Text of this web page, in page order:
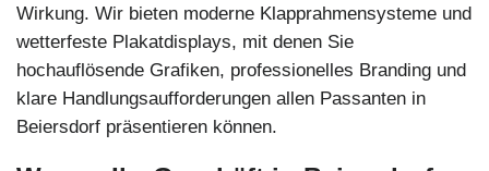
Wirkung. Wir bieten moderne Klapprahmensysteme und
wetterfeste Plakatdisplays, mit denen Sie
hochauflösende Grafiken, professionelles Branding und
klare Handlungsaufforderungen allen Passanten in
Beiersdorf präsentieren können.